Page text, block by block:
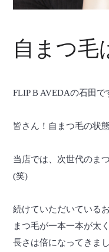
自まつ毛
FLIP B AVEDAの石田で
皆さん！自まつ毛の状
当店では、次世代のま
(笑)
続けていただいている
まつ毛が一本一本が太
長さは倍になってきまし